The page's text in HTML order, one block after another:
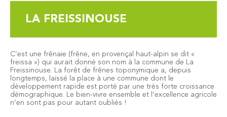
LA FREISSINOUSE
C’est une frênaie (frêne, en provençal haut-alpin se dit «
freissa ») qui aurait donné son nom à la commune de La
Freissinouse. La forêt de frênes toponymique a, depuis
longtemps, laissé la place à une commune dont le
développement rapide est porté par une très forte croissance
démographique. Le bien-vivre ensemble et l’excellence agricole
n’en sont pas pour autant oubliés !